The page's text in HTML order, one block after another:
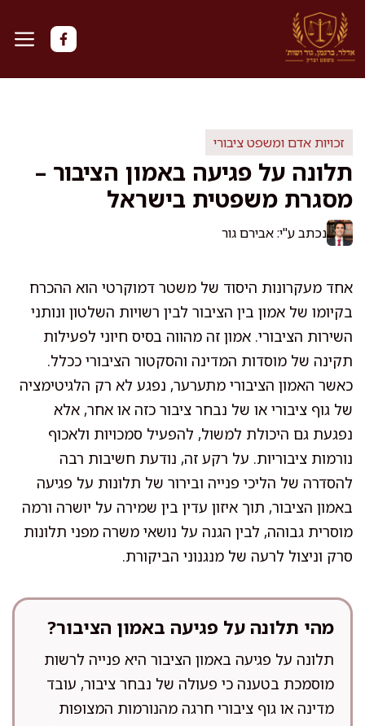
לדלג
לתוכן
זכויות אדם ומשפט ציבורי
תלונה על פגיעה באמון הציבור –
מסגרת משפטית בישראל
נכתב ע"י: אבירם גור
אחד מעקרונות היסוד של משטר דמוקרטי הוא ההכרח
בקיומו של אמון בין הציבור לבין רשויות השלטון ונותני
השירות הציבורי. אמון זה מהווה בסיס חיוני לפעילות
תקינה של מוסדות המדינה והסקטור הציבורי ככלל.
כאשר האמון הציבורי מתערער, נפגע לא רק הלגיטימציה
של גוף ציבורי או של נבחר ציבור כזה או אחר, אלא
נפגעת גם היכולת למשול, להפעיל סמכויות ולאכוף
נורמות ציבוריות. על רקע זה, נודעת חשיבות רבה
להסדרה של הליכי פנייה ובירור של תלונות על פגיעה
באמון הציבור, תוך איזון עדין בין שמירה על יושרה ורמה
מוסרית גבוהה, לבין הגנה על נושאי משרה מפני תלונות
סרק וניצול לרעה של מנגנוני הביקורת.
מהי תלונה על פגיעה באמון הציבור?
תלונה על פגיעה באמון הציבור היא פנייה לרשות
מוסמכת בטענה כי פעולה של נבחר ציבור, עובד
מדינה או גוף ציבורי חרגה מהנורמות המצופות